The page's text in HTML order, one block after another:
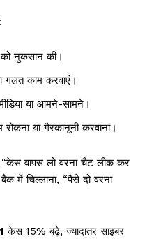
को नुकसान की।
गलत काम करवाएं।
या आमने-सामने।
रोकना या गैरकानूनी करवाना।
वापस लो वरना चैट लीक कर
में चिल्लाना, “पैसे दो वरना
केस 15% बढ़े, ज्यादातर साइबर